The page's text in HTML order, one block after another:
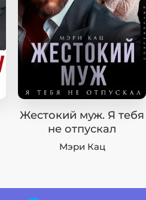
Жестокий муж. Я тебя
не отпускал
Мэри Кац